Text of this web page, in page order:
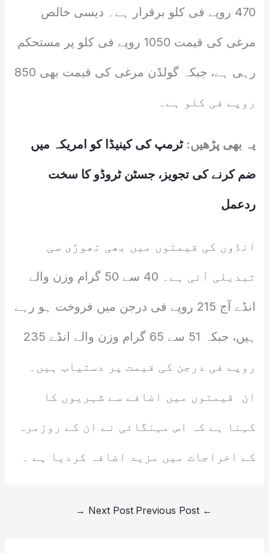
470 روپے فی کلو برقرار ہے۔ دیسی خالص
مرغی کی قیمت 1050 روپے فی کلو پر مستحکم
رہی ہے، جبکہ گولڈن مرغی کی قیمت بھی 850
روپے فی کلو ہے۔
یہ بھی پڑھیں:ٹرمپ کی کینیڈا کو امریکہ میں
ضم کرنے کی تجویز، جسٹن ٹروڈو کا سخت
ردعمل
انڈوں کی قیمتوں میں بھی تھوڑی سی
تبدیلی آئی ہے۔ 40 سے 50 گرام وزن والے
انڈے آج 215 روپے فی درجن میں فروخت ہو رہے
ہیں، جبکہ 51 سے 65 گرام وزن والے انڈے 235
روپے فی درجن کی قیمت پر دستیاب ہیں۔
ان قیمتوں میں اضافے سے شہریوں کا
کہنا ہے کہ اس مہنگائی نے ان کے روزمرہ
کے اخراجات میں مزید اضافہ کردیا ہے ۔
←
Next Post
→